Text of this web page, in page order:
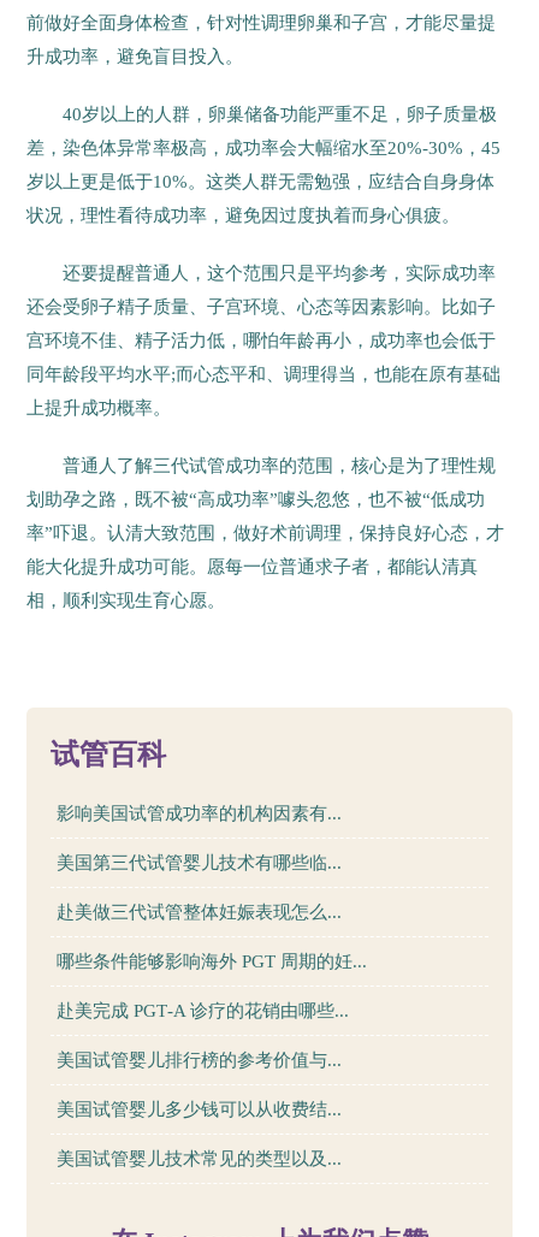
前做好全面身体检查，针对性调理卵巢和子宫，才能尽量提
升成功率，避免盲目投入。
40岁以上的人群，卵巢储备功能严重不足，卵子质量极
差，染色体异常率极高，成功率会大幅缩水至20%-30%，45
岁以上更是低于10%。这类人群无需勉强，应结合自身身体
状况，理性看待成功率，避免因过度执着而身心俱疲。
还要提醒普通人，这个范围只是平均参考，实际成功率
还会受卵子精子质量、子宫环境、心态等因素影响。比如子
宫环境不佳、精子活力低，哪怕年龄再小，成功率也会低于
同年龄段平均水平;而心态平和、调理得当，也能在原有基础
上提升成功概率。
普通人了解三代试管成功率的范围，核心是为了理性规
划助孕之路，既不被“高成功率”噱头忽悠，也不被“低成功
率”吓退。认清大致范围，做好术前调理，保持良好心态，才
能大化提升成功可能。愿每一位普通求子者，都能认清真
相，顺利实现生育心愿。
试管百科
影响美国试管成功率的机构因素有...
美国第三代试管婴儿技术有哪些临...
赴美做三代试管整体妊娠表现怎么...
哪些条件能够影响海外 PGT 周期的妊...
赴美完成 PGT‑A 诊疗的花销由哪些...
美国试管婴儿排行榜的参考价值与...
美国试管婴儿多少钱可以从收费结...
美国试管婴儿技术常见的类型以及...